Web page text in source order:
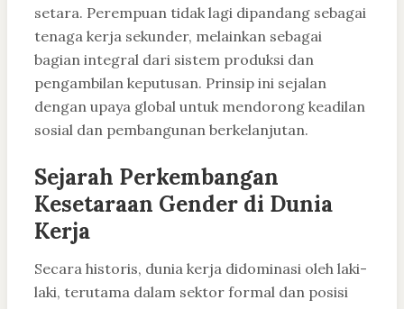
setara. Perempuan tidak lagi dipandang sebagai
tenaga kerja sekunder, melainkan sebagai
bagian integral dari sistem produksi dan
pengambilan keputusan. Prinsip ini sejalan
dengan upaya global untuk mendorong keadilan
sosial dan pembangunan berkelanjutan.
Sejarah Perkembangan
Kesetaraan Gender di Dunia
Kerja
Secara historis, dunia kerja didominasi oleh laki-
laki, terutama dalam sektor formal dan posisi